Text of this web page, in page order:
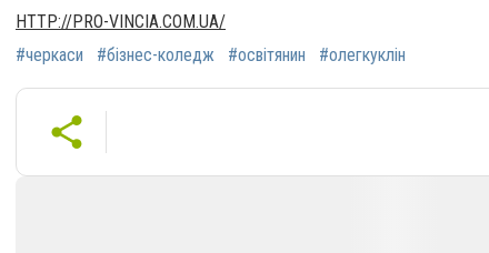
HTTP://PRO-VINCIA.COM.UA/
#черкаси
#бізнес-коледж #освітянин #олегкуклін